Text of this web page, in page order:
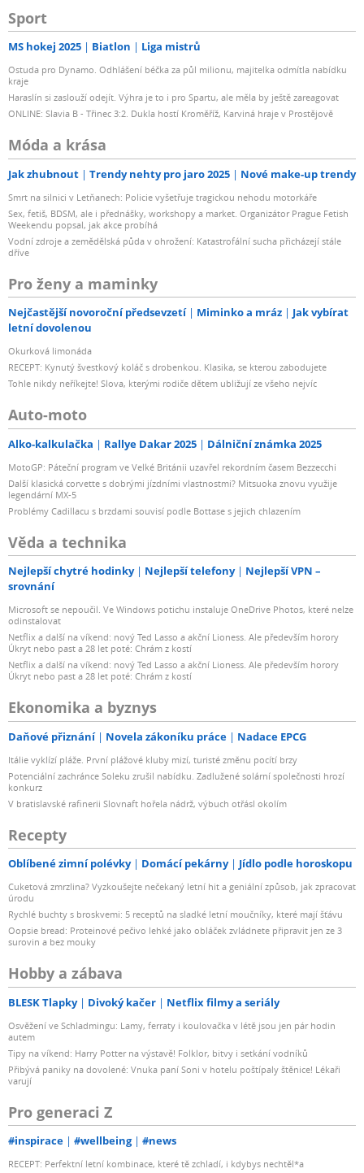
Sport
MS hokej 2025 Biatlon Liga mistrů
Ostuda pro Dynamo. Odhlášení béčka za půl milionu, majitelka odmítla nabídku
kraje
Haraslín si zaslouží odejít. Výhra je to i pro Spartu, ale měla by ještě zareagovat
ONLINE: Slavia B - Třinec 3:2. Dukla hostí Kroměříž, Karviná hraje v Prostějově
Móda a krása
Jak zhubnout Trendy nehty pro jaro 2025 Nové make-up trendy
Smrt na silnici v Letňanech: Policie vyšetřuje tragickou nehodu motorkáře
Sex, fetiš, BDSM, ale i přednášky, workshopy a market. Organizátor Prague Fetish
Weekendu popsal, jak akce probíhá
Vodní zdroje a zemědělská půda v ohrožení: Katastrofální sucha přicházejí stále
dříve
Pro ženy a maminky
Nejčastější novoroční předsevzetí Miminko a mráz
Jak vybírat
letní dovolenou
Okurková limonáda
RECEPT: Kynutý švestkový koláč s drobenkou. Klasika, se kterou zabodujete
Tohle nikdy neříkejte! Slova, kterými rodiče dětem ubližují ze všeho nejvíc
Auto-moto
Alko-kalkulačka Rallye Dakar 2025 Dálniční známka 2025
MotoGP: Páteční program ve Velké Británii uzavřel rekordním časem Bezzecchi
Další klasická corvette s dobrými jízdními vlastnostmi? Mitsuoka znovu využije
legendární MX-5
Problémy Cadillacu s brzdami souvisí podle Bottase s jejich chlazením
Věda a technika
Nejlepší chytré hodinky Nejlepší telefony
Nejlepší VPN –
srovnání
Microsoft se nepoučil. Ve Windows potichu instaluje OneDrive Photos, které nelze
odinstalovat
Netflix a další na víkend: nový Ted Lasso a akční Lioness. Ale především horory
Úkryt nebo past a 28 let poté: Chrám z kostí
Netflix a další na víkend: nový Ted Lasso a akční Lioness. Ale především horory
Úkryt nebo past a 28 let poté: Chrám z kostí
Ekonomika a byznys
Daňové přiznání Novela zákoníku práce Nadace EPCG
Itálie vyklízí pláže. První plážové kluby mizí, turisté změnu pocítí brzy
Potenciální zachránce Soleku zrušil nabídku. Zadlužené solární společnosti hrozí
konkurz
V bratislavské rafinerii Slovnaft hořela nádrž, výbuch otřásl okolím
Recepty
Oblíbené zimní polévky Domácí pekárny Jídlo podle horoskopu
Cuketová zmrzlina? Vyzkoušejte nečekaný letní hit a geniální způsob, jak zpracovat
úrodu
Rychlé buchty s broskvemi: 5 receptů na sladké letní moučníky, které mají šťávu
Oopsie bread: Proteinové pečivo lehké jako obláček zvládnete připravit jen ze 3
surovin a bez mouky
Hobby a zábava
BLESK Tlapky Divoký kačer Netflix filmy a seriály
Osvěžení ve Schladmingu: Lamy, ferraty i koulovačka v létě jsou jen pár hodin
autem
Tipy na víkend: Harry Potter na výstavě! Folklor, bitvy i setkání vodníků
Přibývá paniky na dovolené: Vnuka paní Soni v hotelu poštípaly štěnice! Lékaři
varují
Pro generaci Z
#inspirace #wellbeing #news
RECEPT: Perfektní letní kombinace, které tě zchladí, i kdybys nechtěl*a